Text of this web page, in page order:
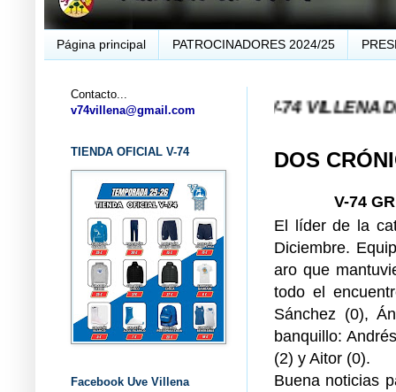
Página principal PATROCINADORES 2024/25
VILLENA (ALICANTE) ... V-74 VILLENA
DOS
V-74
El líder de la
Diciembre.
aro que
todo el
Sánchez (0),
banquillo:
(2) y Aitor (0).
Buena noticias
Contacto...
v74villena@gmail.com
TIENDA OFICIAL V-74
Facebook Uve Villena